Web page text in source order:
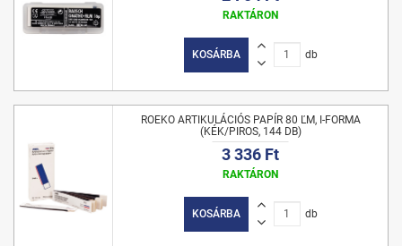
RAKTÁRON
KOSÁRBA db
ROEKO ARTIKULÁCIÓS PAPÍR 80 ĽM, I-FORMA
(KÉK/PIROS, 144 DB)
3 336 Ft
RAKTÁRON
KOSÁRBA db